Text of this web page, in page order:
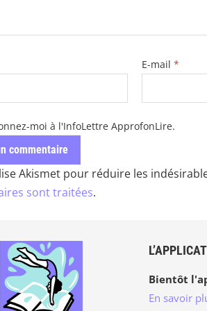
E-mail *
moi à l'InfoLettre ApprofonLire.
Akismet pour réduire les
sont traitées.
Bientôt
En savoir